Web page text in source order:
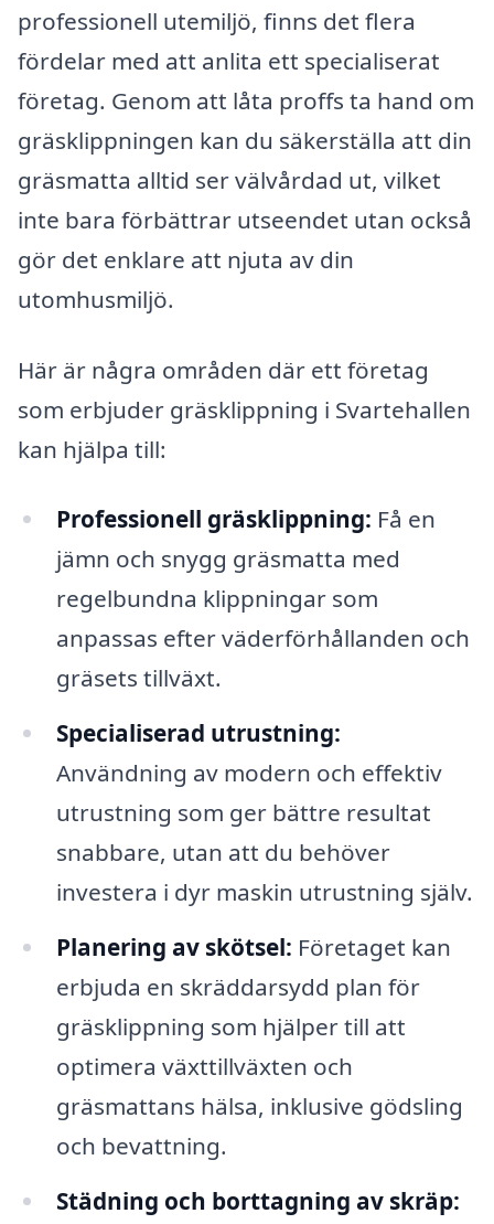
professionell utemiljö, finns det flera
fördelar med att anlita ett specialiserat
företag. Genom att låta proffs ta hand om
gräsklippningen kan du säkerställa att din
gräsmatta alltid ser välvårdad ut, vilket
inte bara förbättrar utseendet utan också
gör det enklare att njuta av din
utomhusmiljö.
Här är några områden där ett företag
som erbjuder gräsklippning i Svartehallen
kan hjälpa till:
Professionell gräsklippning: Få en
jämn och snygg gräsmatta med
regelbundna klippningar som
anpassas efter väderförhållanden och
gräsets tillväxt.
Specialiserad utrustning:
Användning av modern och effektiv
utrustning som ger bättre resultat
snabbare, utan att du behöver
investera i dyr maskin utrustning själv.
Planering av skötsel: Företaget kan
erbjuda en skräddarsydd plan för
gräsklippning som hjälper till att
optimera växttillväxten och
gräsmattans hälsa, inklusive gödsling
och bevattning.
Städning och borttagning av skräp: